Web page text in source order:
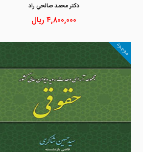
دكتر محمد صالحي راد
۴,۸۰۰,۰۰۰ریال
موجود